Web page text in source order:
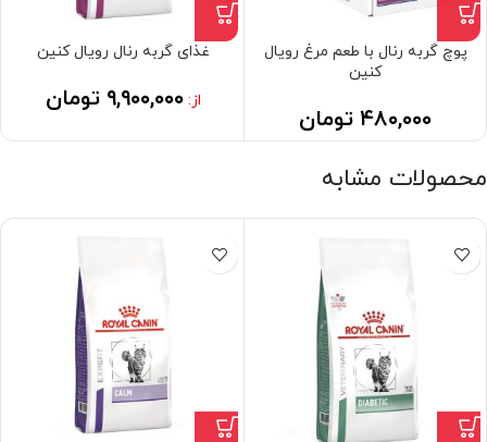
پوچ گربه رنال با طعم مرغ رویال
کنین
۴۸۰,۰۰۰ تومان
غذای گربه رنال رویال کنین
از:۹,۹۰۰,۰۰۰ تومان
محصولات مشابه